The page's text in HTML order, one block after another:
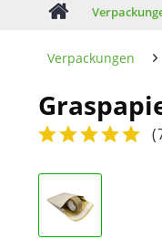
Verpackungen
(